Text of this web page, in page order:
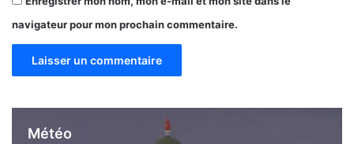
navigateur pour mon prochain commentaire.
Météo